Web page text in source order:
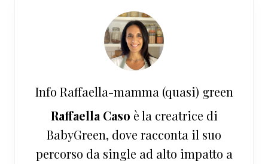
Info Raffaella-mamma (quasi) green
Raffaella Caso è la creatrice di
BabyGreen, dove racconta il suo
percorso da single ad alto impatto a